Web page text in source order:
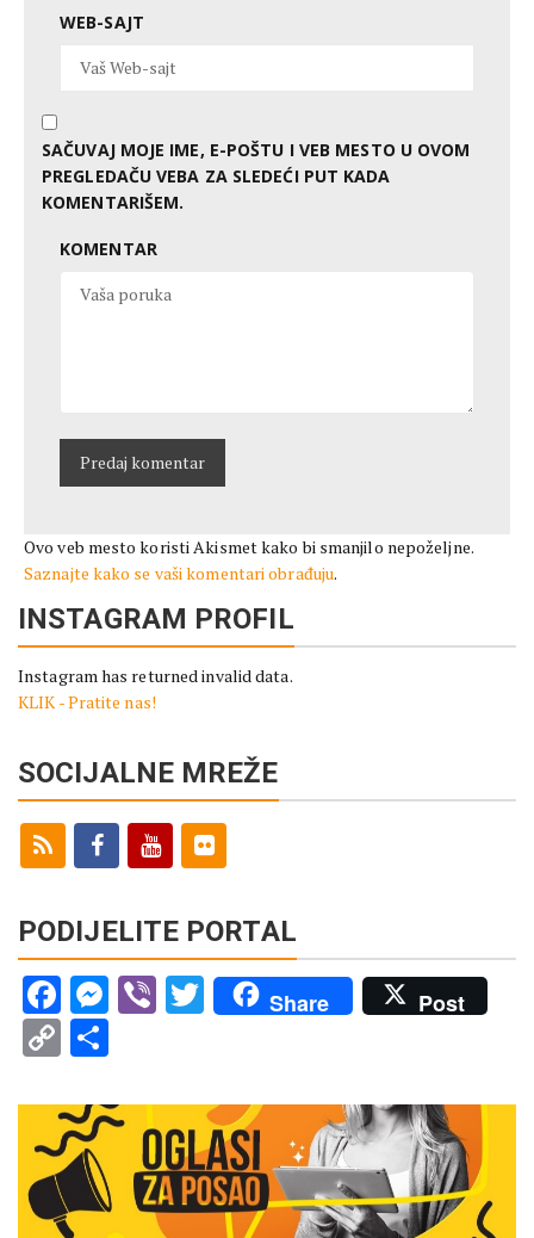
WEB-SAJT
SAČUVAJ MOJE IME, E-POŠTU I VEB MESTO U OVOM
PREGLEDAČU VEBA ZA SLEDEĆI PUT KADA
KOMENTARIŠEM.
KOMENTAR
Ovo veb mesto koristi Akismet kako bi smanjilo nepoželjne.
Saznajte kako se vaši komentari obrađuju.
INSTAGRAM PROFIL
Instagram has returned invalid data.
KLIK - Pratite nas!
SOCIJALNE MREŽE
PODIJELITE PORTAL
Facebook
Messenger
ViberTwitter
Share Post
Copy